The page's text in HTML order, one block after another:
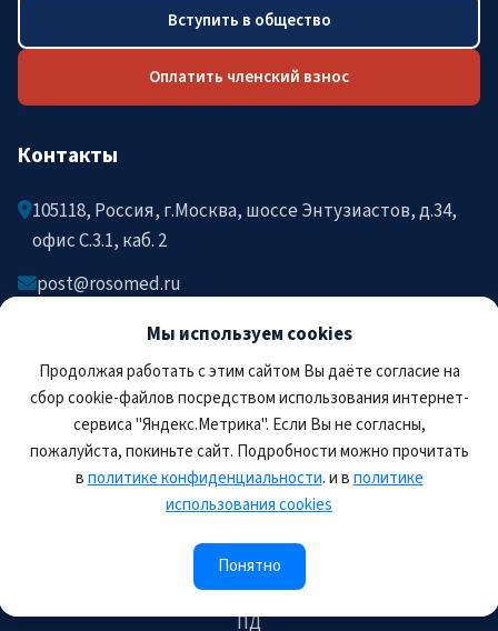
Мы используем cookies
Продолжая работать с этим сайтом Вы даёте согласие на
сбор cookie-файлов посредством использования интернет-
сервиса "Яндекс.Метрика". Если Вы не согласны,
пожалуйста, покиньте сайт. Подробности можно прочитать
вполитике конфиденциальности. и вполитике
использования cookies
Понятно
Вступить в общество
Оплатить членский взнос
Контакты
105118, Россия, г.Москва, шоссе Энтузиастов, д.34,
офис C.3.1, каб. 2
post@rosomed.ru
+7-903-729-09-87
+7-910-880-36-92
Правила пользования сайтом
конфиденциальности
Соглашение на обработку
ПД